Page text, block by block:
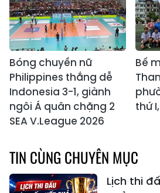
Bóng chuyền nữ
Philippines thắng dễ
Indonesia 3-1, giành
ngôi Á quân chặng 2
SEA V.League 2026
Bế
thứ
TIN CÙNG CHUYÊN MỤC
Lịch thi